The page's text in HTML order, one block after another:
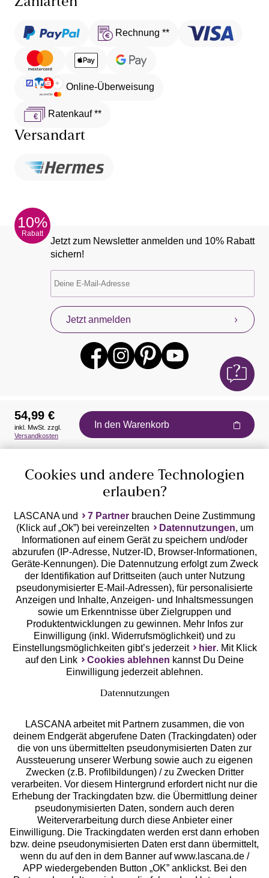
Rechnung **
Online-Überweisung
Ratenkauf **
Versandart
10%
Rabatt
Jetzt zum Newsletter anmelden und 10% Rabatt
sichern!
Jetzt anmelden
Auszeichnungen
Geprüfte Sicherheit
Unsere Apps
Services
Beratung
Über uns
Rechtliches
54,99 €
inkl. MwSt. zzgl.
Versandkosten
In den Warenkorb
Cookies und andere Technologien
erlauben?
LASCANA und 7 Partner brauchen Deine Zustimmung
(Klick auf „Ok”) bei vereinzelten
Datennutzungen, um
Informationen auf einem Gerät zu speichern und/oder
abzurufen (IP-Adresse, Nutzer-ID, Browser-Informationen,
Geräte-Kennungen). Die Datennutzung erfolgt zum Zweck
der Identifikation auf Drittseiten (auch unter Nutzung
pseudonymisierter E-Mail-Adressen), für personalisierte
Anzeigen und Inhalte, Anzeigen- und Inhaltsmessungen
sowie um Erkenntnisse über Zielgruppen und
Produktentwicklungen zu gewinnen. Mehr Infos zur
Einwilligung (inkl. Widerrufsmöglichkeit) und zu
Einstellungsmöglichkeiten gibt’s jederzeit
hier. Mit Klick
auf den Link
Cookies ablehnen kannst Du Deine
Einwilligung jederzeit ablehnen.
Datennutzungen
LASCANA arbeitet mit Partnern zusammen, die von
deinem Endgerät abgerufene Daten (Trackingdaten) oder
die von uns übermittelten pseudonymisierten Daten zur
Aussteuerung unserer Werbung sowie auch zu eigenen
Zwecken (z.B. Profilbildungen) / zu Zwecken Dritter
verarbeiten. Vor diesem Hintergrund erfordert nicht nur die
Erhebung der Trackingdaten bzw. die Übermittlung deiner
pseudonymisierten Daten, sondern auch deren
Weiterverarbeitung durch diese Anbieter einer
Einwilligung. Die Trackingdaten werden erst dann erhoben
bzw. deine pseudonymisierten Daten erst dann übermittelt,
wenn du auf den in dem Banner auf www.lascana.de /
APP wiedergebenden Button „OK” anklickst. Bei den